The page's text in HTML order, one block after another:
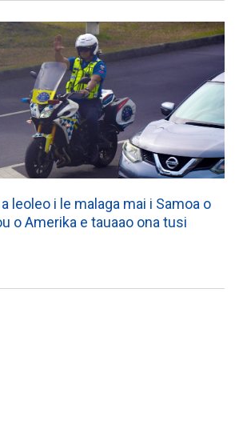
leoleo i le malaga mai i Samoa o
o Amerika e tauaao ona tusi